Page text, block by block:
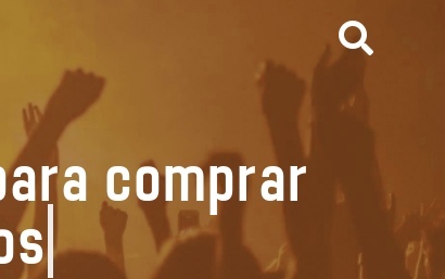
comprar